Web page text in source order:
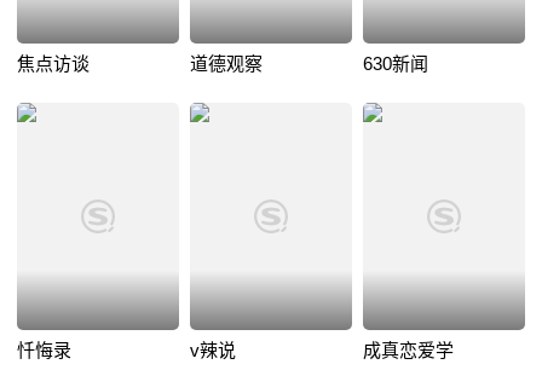
焦点访谈 道德观察 630新闻
忏悔录 v辣说 成真恋爱学